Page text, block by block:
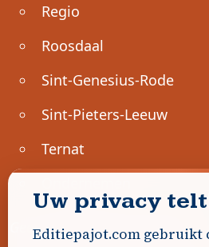
Regio
Roosdaal
Sint-Genesius-Rode
Sint-Pieters-Leeuw
Ternat
Geen advertenties gevonden.
Uw privacy
Editiepajot.com gebruikt